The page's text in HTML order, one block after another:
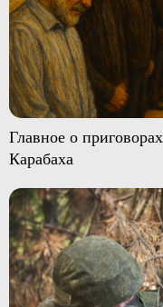
Главное о
Карабаха